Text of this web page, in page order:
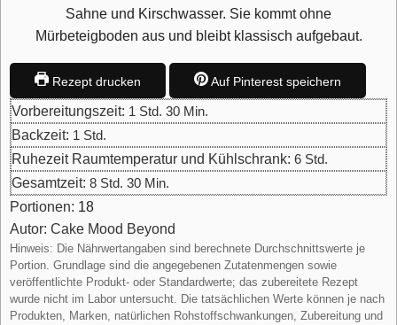
Sahne und Kirschwasser. Sie kommt ohne
Mürbeteigboden aus und bleibt klassisch aufgebaut.
Rezept drucken Auf Pinterest speichern
Vorbereitungszeit: 1 Std. 30 Min.
Backzeit: 1 Std.
Ruhezeit Raumtemperatur und Kühlschrank: 6 Std.
Gesamtzeit: 8 Std. 30 Min.
Portionen: 18
Autor: Cake Mood Beyond
Hinweis: Die Nährwertangaben sind berechnete Durchschnittswerte je
Portion. Grundlage sind die angegebenen Zutatenmengen sowie
veröffentlichte Produkt- oder Standardwerte; das zubereitete Rezept
wurde nicht im Labor untersucht. Die tatsächlichen Werte können je nach
Produkten, Marken, natürlichen Rohstoffschwankungen, Zubereitung und